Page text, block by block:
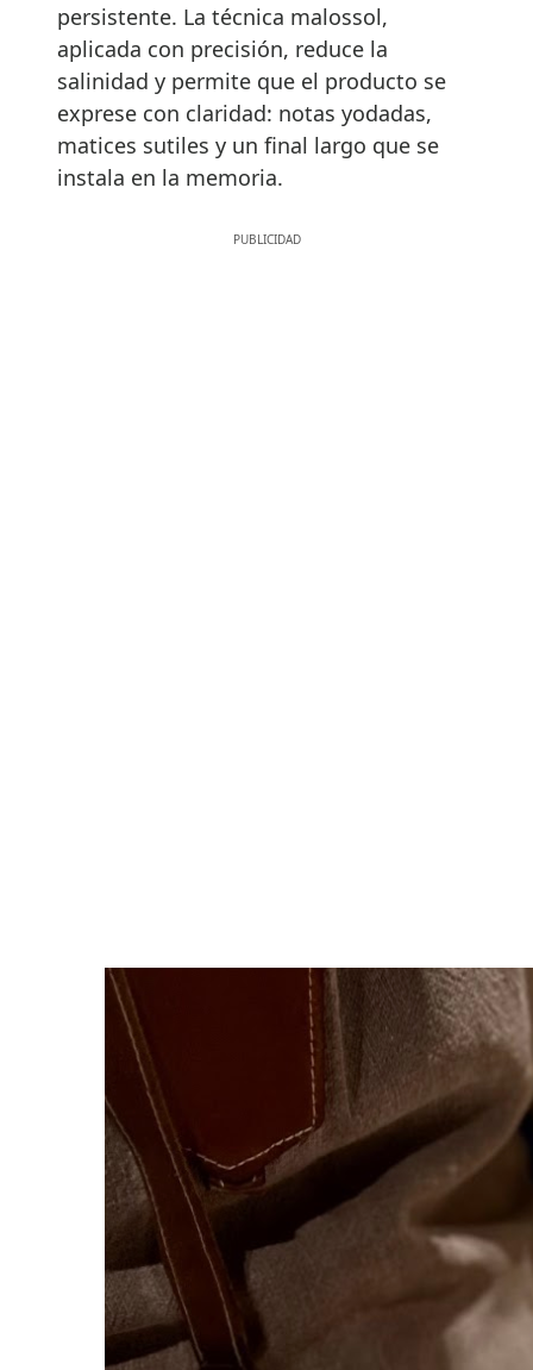
persistente. La técnica malossol,
aplicada con precisión, reduce la
salinidad y permite que el producto se
exprese con claridad: notas yodadas,
matices sutiles y un final largo que se
instala en la memoria.